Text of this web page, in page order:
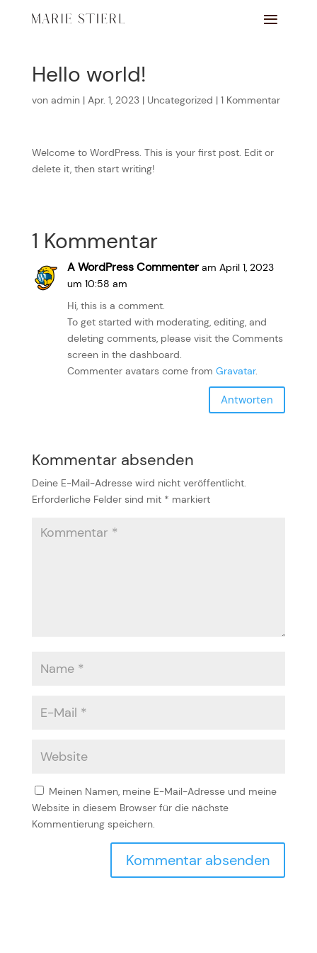
Hello world!
von admin| Apr. 1, 2023| Uncategorized | 1 Kommentar
Welcome to WordPress. This is your first post. Edit or
delete it, then start writing!
1 Kommentar
A WordPress Commenter am April 1, 2023
um 10:58 am
Hi, this is a comment.
To get started with moderating, editing, and
deleting comments, please visit the Comments
screen in the dashboard.
Commenter avatars come from Gravatar.
Antworten
Kommentar absenden
Deine E-Mail-Adresse wird nicht veröffentlicht.
Erforderliche Felder sind mit * markiert
Meinen Namen, meine E-Mail-Adresse und meine
Website in diesem Browser für die nächste
Kommentierung speichern.